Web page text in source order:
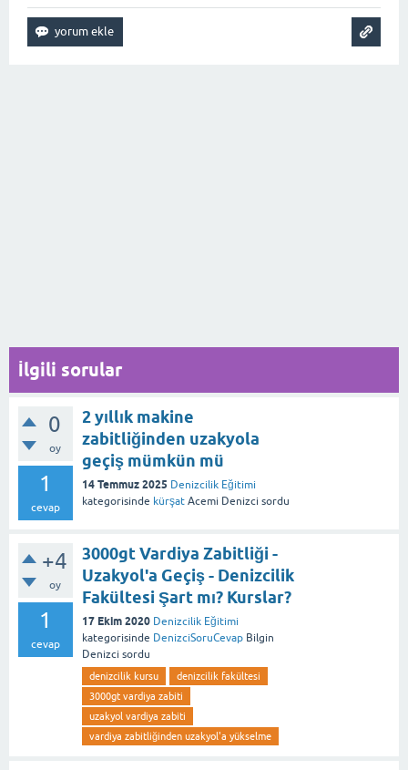
İlgili sorular
0
oy
1
cevap
2 yıllık makine
zabitliğinden uzakyola
geçiş mümkün mü
14 Temmuz 2025 Denizcilik Eğitimi
kategorisinde kürşat Acemi Denizci sordu
+4
oy
1
cevap
3000gt Vardiya Zabitliği -
Uzakyol'a Geçiş - Denizcilik
Fakültesi Şart mı? Kurslar?
17 Ekim 2020 Denizcilik Eğitimi
kategorisinde DenizciSoruCevap Bilgin
Denizci sordu
denizcilik kursu
denizcilik fakültesi
3000gt vardiya zabiti
uzakyol vardiya zabiti
vardiya zabitliğinden uzakyol'a yükselme